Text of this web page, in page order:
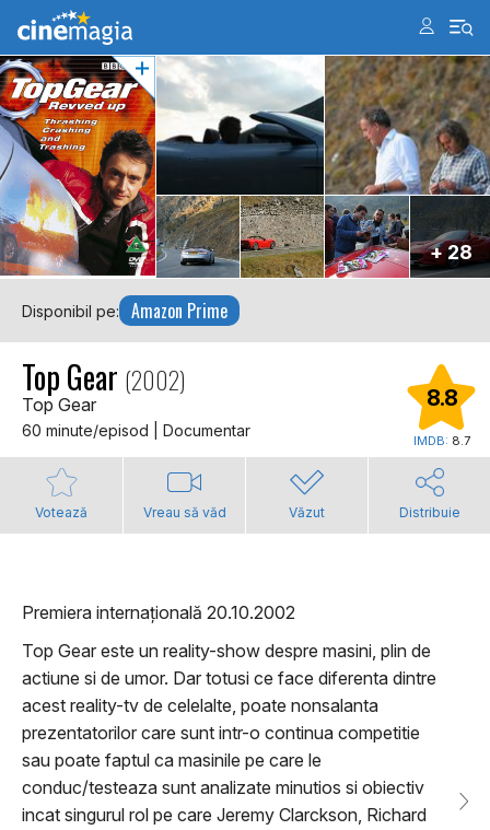
+ 28
Disponibil pe: Amazon Prime
Top Gear (2002)
Top Gear
60 minute/episod | Documentar
8.8
IMDB: 8.7
Votează Vreau să văd Văzut Distribuie
Premiera internațională 20.10.2002
Top Gear este un reality-show despre masini, plin de
actiune si de umor. Dar totusi ce face diferenta dintre
acest reality-tv de celelalte, poate nonsalanta
prezentatorilor care sunt intr-o continua competitie
sau poate faptul ca masinile pe care le
conduc/testeaza sunt analizate minutios si obiectiv
incat singurul rol pe care Jeremy Clarckson, Richard